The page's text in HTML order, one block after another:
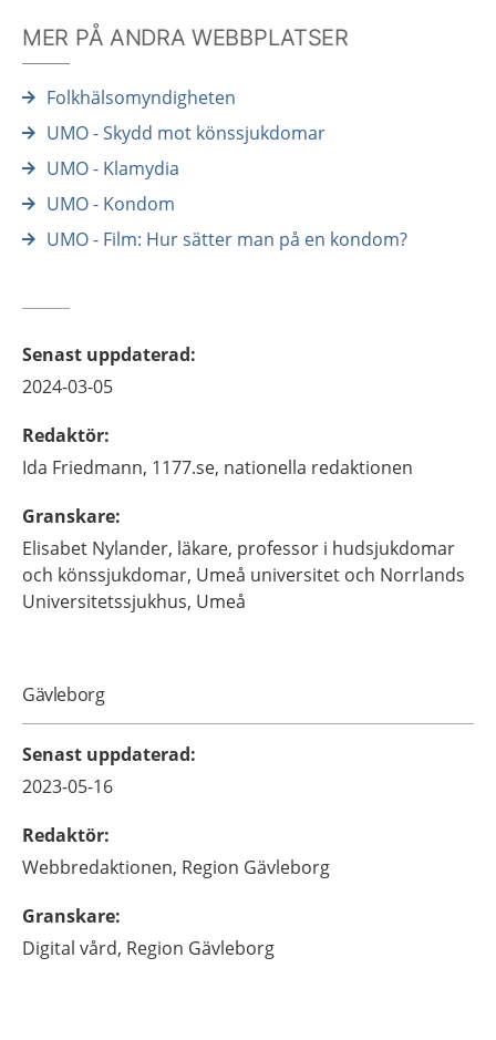
MER PÅ ANDRA WEBBPLATSER
Folkhälsomyndigheten
UMO - Skydd mot könssjukdomar
UMO - Klamydia
UMO - Kondom
UMO - Film: Hur sätter man på en kondom?
Senast uppdaterad:
2024-03-05
Redaktör:
Ida Friedmann, 1177.se, nationella redaktionen
Granskare:
Elisabet Nylander, läkare, professor i hudsjukdomar
och könssjukdomar, Umeå universitet och Norrlands
Universitetssjukhus, Umeå
Gävleborg
Senast uppdaterad:
2023-05-16
Redaktör:
Webbredaktionen, Region Gävleborg
Granskare:
Digital vård, Region Gävleborg